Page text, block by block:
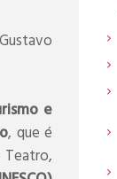
e
, que é
Teatro,